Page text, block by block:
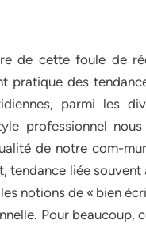
de cette foule de
pratique des
parmi les
professionnel
de notre com-
tendance liée
notions de « bien
Pour beaucoup,